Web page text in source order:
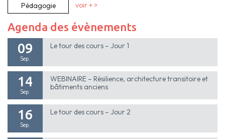
Pédagogie voir + >
Agenda des évènements
09
Sep.
Le tour des cours – Jour 1
14
Sep.
WEBINAIRE – Résilience, architecture transitoire et
bâtiments anciens
16
Sep.
Le tour des cours – Jour 2